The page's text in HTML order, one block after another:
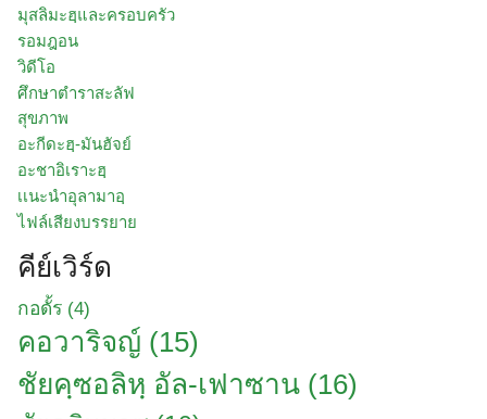
มุสลิมะฮฺและครอบครัว
รอมฎอน
วิดีโอ
ศึกษาตำราสะลัฟ
สุขภาพ
อะกีดะฮฺ-มันฮัจย์
อะชาอิเราะฮฺ
เเนะนำอุลามาอฺ
ไฟล์เสียงบรรยาย
คีย์เวิร์ด
กอดั้ร (4)
คอวาริจญ์ (15)
ชัยคฺซอลิหฺ​ อัล-เฟาซาน (16)